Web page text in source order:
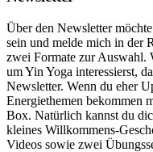
Über den Newsletter
sein und melde mich in der
zwei Formate zur Auswahl.
um Yin Yoga interessierst,
Newsletter. Wenn du eher
Energiethemen bekommen
Box. Natürlich kannst du
kleines Willkommens-
Videos sowie zwei